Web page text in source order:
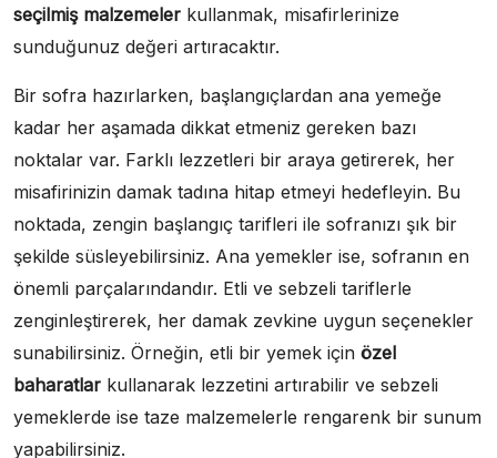
seçilmiş malzemeler kullanmak, misafirlerinize
sunduğunuz değeri artıracaktır.
Bir sofra hazırlarken, başlangıçlardan ana yemeğe
kadar her aşamada dikkat etmeniz gereken bazı
noktalar var. Farklı lezzetleri bir araya getirerek, her
misafirinizin damak tadına hitap etmeyi hedefleyin. Bu
noktada, zengin başlangıç tarifleri ile sofranızı şık bir
şekilde süsleyebilirsiniz. Ana yemekler ise, sofranın en
önemli parçalarındandır. Etli ve sebzeli tariflerle
zenginleştirerek, her damak zevkine uygun seçenekler
sunabilirsiniz. Örneğin, etli bir yemek için özel
baharatlar kullanarak lezzetini artırabilir ve sebzeli
yemeklerde ise taze malzemelerle rengarenk bir sunum
yapabilirsiniz.